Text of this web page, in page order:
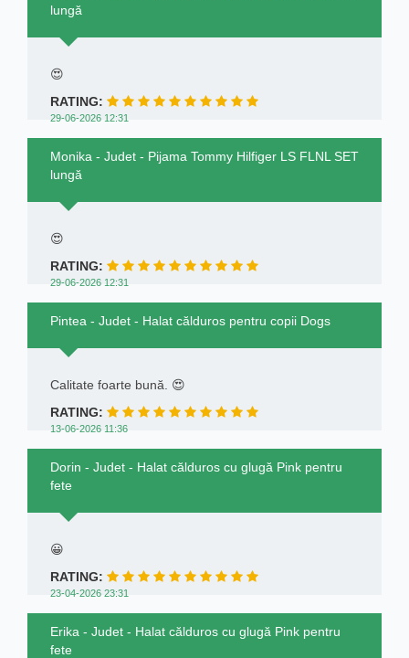
lungă
😍
RATING:
29-06-2026 12:31
Monika - Judet - Pijama Tommy Hilfiger LS FLNL SET
lungă
😍
RATING:
29-06-2026 12:31
Pintea - Judet - Halat călduros pentru copii Dogs
Calitate foarte bună. 😍
RATING:
13-06-2026 11:36
Dorin - Judet - Halat călduros cu glugă Pink pentru
fete
😀
RATING:
23-04-2026 23:31
Erika - Judet - Halat călduros cu glugă Pink pentru
fete